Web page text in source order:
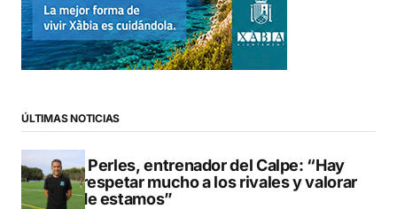
ÚLTIMAS NOTICIAS
Pere Perles, entrenador del Calpe: “Hay
que respetar mucho a los rivales y valorar
dónde estamos”